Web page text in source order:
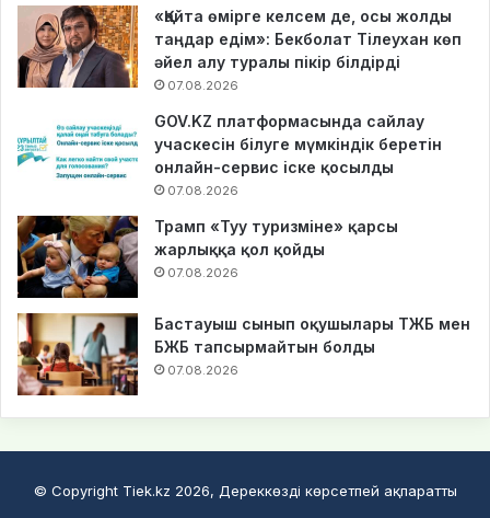
«Қайта өмірге келсем де, осы жолды
таңдар едім»: Бекболат Тілеухан көп
әйел алу туралы пікір білдірді
07.08.2026
GOV.KZ платформасында сайлау
учаскесін білуге мүмкіндік беретін
онлайн-сервис іске қосылды
07.08.2026
Трамп «Туу туризміне» қарсы
жарлыққа қол қойды
07.08.2026
Бастауыш сынып оқушылары ТЖБ мен
БЖБ тапсырмайтын болды
07.08.2026
© Copyright Tiek.kz 2026, Дереккөзді көрсетпей ақпаратты